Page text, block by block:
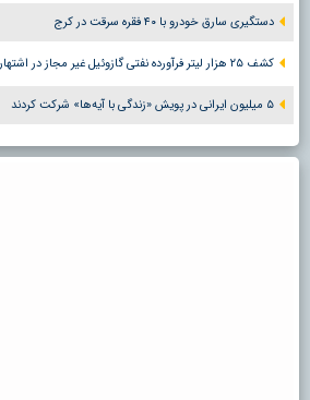
دستگیری سارق خودرو با ۴۰ فقره سرقت در کرج
کشف ۲۵ هزار لیتر فرآورده نفتی گازوئیل غیر مجاز در اشتهارد
۵ میلیون ایرانی در پویش «زندگی با آیه‌ها» شرکت کردند